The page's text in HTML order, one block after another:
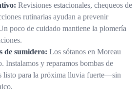
Revisiones estacionales, chequeos de
rutinarias ayudan a prevenir
poco de cuidado mantiene la plomería
de sumidero: Los sótanos en Moreau
Instalamos y reparamos bombas de
listo para la próxima lluvia fuerte—sin